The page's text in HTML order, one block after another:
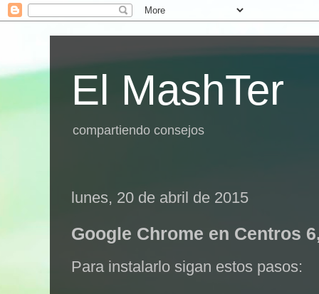
El MashTer
compartiendo consejos
lunes, 20 de abril de 2015
Google Chrome en Centros
Para instalarlo sigan estos pasos: